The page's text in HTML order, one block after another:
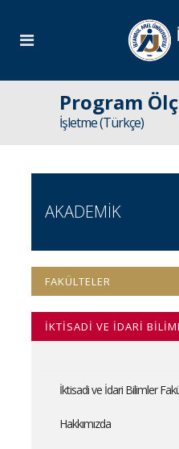
Program
İşletme (Türkçe)
AKADEMİK
FAKÜLTELER
İKTİSADİ VE İDARİ
İktisadi ve İdari Bilimler
Hakkımızda